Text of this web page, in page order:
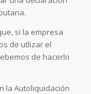
si la empresa
de utlizar el
de hacerlo
la Autoliquidación